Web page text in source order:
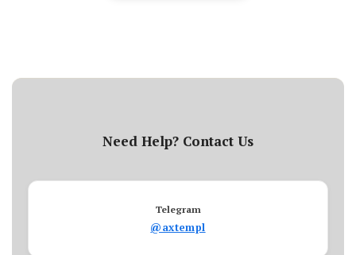
Need Help? Contact Us
Telegram
@axtempl